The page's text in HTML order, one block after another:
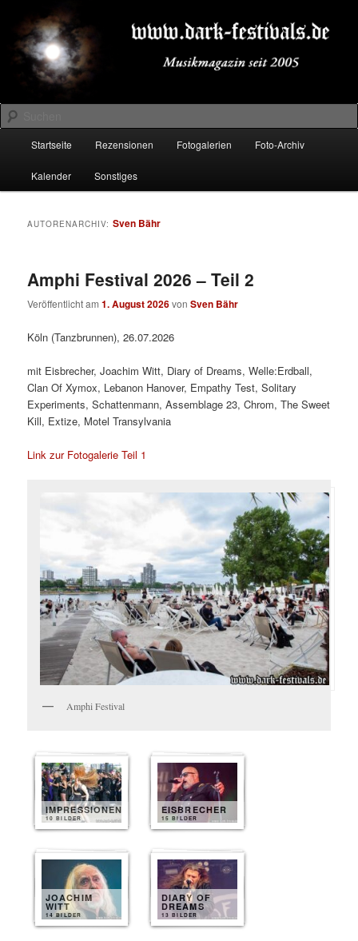
primären
Inhalt
springen
sekundären
Inhalt
springenDARK-FESTIVALS.DE
Suchen
Startseite Rezensionen Fotogalerien Foto-Archiv
Kalender Sonstiges
AUTORENARCHIV:Sven Bähr
Amphi Festival 2026 – Teil 2
Veröffentlicht am1. August 2026vonSven Bähr
Köln (Tanzbrunnen), 26.07.2026
mit Eisbrecher, Joachim Witt, Diary of Dreams, Welle:Erdball,
Clan Of Xymox, Lebanon Hanover, Empathy Test, Solitary
Experiments, Schattenmann, Assemblage 23, Chrom, The Sweet
Kill, Extize, Motel Transylvania
Link zur Fotogalerie Teil 1
Amphi Festival
IMPRESSIONEN
10 BILDER
EISBRECHER
15 BILDER
JOACHIM
WITT
14 BILDER
DIARY OF
DREAMS
13 BILDER